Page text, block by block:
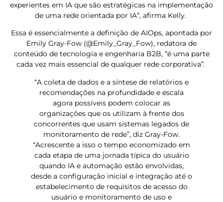
experientes em IA que são estratégicas na implementação
de uma rede orientada por IA”, afirma Kelly.
Essa é essencialmente a definição de AIOps, apontada por
Emily Gray-Fow (@Emily_Gray_Fow), redatora de
conteúdo de tecnologia e engenharia B2B, “é uma parte
cada vez mais essencial de qualquer rede corporativa”.
“A coleta de dados e a síntese de relatórios e
recomendações na profundidade e escala
agora possíveis podem colocar as
organizações que os utilizam à frente dos
concorrentes que usam sistemas legados de
monitoramento de rede”, diz Gray-Fow.
“Acrescente a isso o tempo economizado em
cada etapa de uma jornada típica do usuário
quando IA e automação estão envolvidas,
desde a configuração inicial e integração até o
estabelecimento de requisitos de acesso do
usuário e monitoramento de uso e